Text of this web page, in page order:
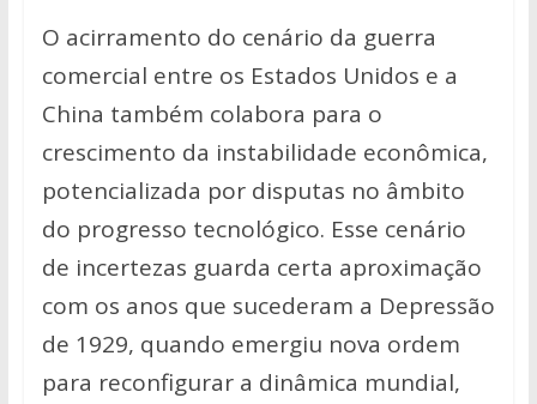
O acirramento do cenário da guerra
comercial entre os Estados Unidos e a
China também colabora para o
crescimento da instabilidade econômica,
potencializada por disputas no âmbito
do progresso tecnológico. Esse cenário
de incertezas guarda certa aproximação
com os anos que sucederam a Depressão
de 1929, quando emergiu nova ordem
para reconfigurar a dinâmica mundial,